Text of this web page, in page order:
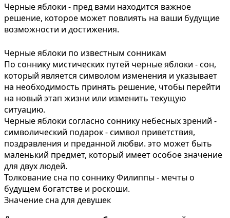
Черные яблоки - пред вами находится важное
решение, которое может повлиять на ваши будущие
возможности и достижения.
Черные яблоки по известным сонникам
По соннику мистических путей черные яблоки - сон,
который является символом изменения и указывает
на необходимость принять решение, чтобы перейти
на новый этап жизни или изменить текущую
ситуацию.
Черные яблоки согласно соннику небесных зрений -
символический подарок - символ приветствия,
поздравления и преданной любви. это может быть
маленький предмет, который имеет особое значение
для двух людей.
Толкование сна по соннику Филиппы - мечты о
будущем богатстве и роскоши.
Значение сна для девушек